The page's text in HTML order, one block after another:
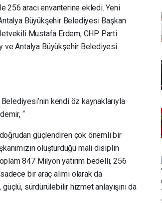
256 aracı envanterine ekledi. Yeni
Büyükşehir Belediyesi Başkan
Mustafa Erdem, CHP Parti
ve Antalya Büyükşehir Belediyesi
kendi öz kaynaklarıyla
“
güçlendiren çok önemli bir
oluşturduğu mali disiplin
847 Milyon yatırım bedelli, 256
bir araç alımı olarak da
sürdürülebilir hizmet anlayışını da